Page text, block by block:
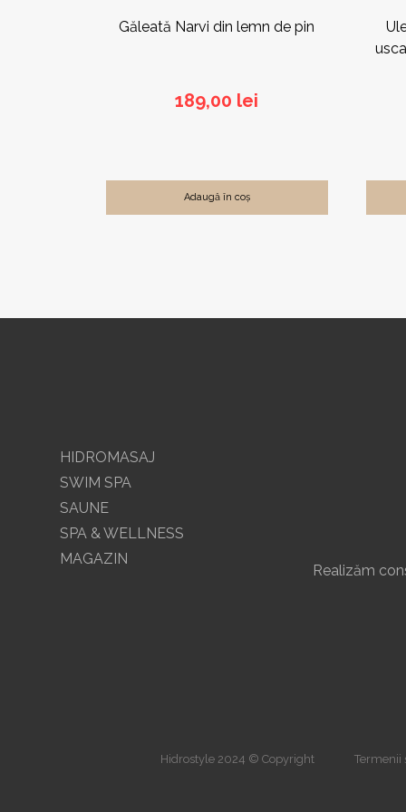
Găleată Narvi din lemn de pin
189,00 lei
Adaugă în coș
HIDROMASAJ
SWIM SPA
SAUNE
SPA & WELLNESS
MAGAZIN
Realizăm
Hidrostyle 2024 © Copyright Termenii